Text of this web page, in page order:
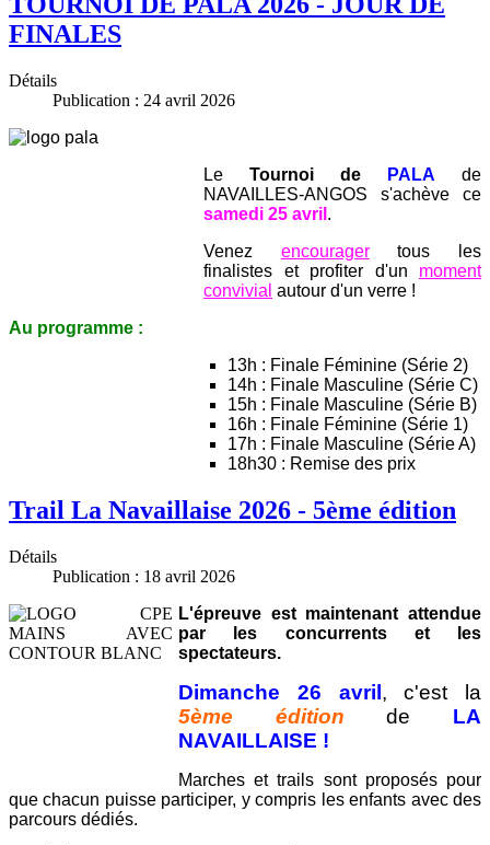
FINALES
Détails
Publication : 24 avril 2026
Le Tournoi de PALA de
NAVAILLES-ANGOS s'achève ce
samedi 25 avril .
Venez encourager
tous les
finalistes et profiter d'un moment
convivial autour d'un verre !
Au programme :
13h : Finale Féminine (Série 2)
14h : Finale Masculine (Série C)
15h : Finale Masculine (Série B)
16h : Finale Féminine (Série 1)
17h : Finale Masculine (Série A)
18h30 : Remise des prix
Trail La Navaillaise 2026 - 5ème édition
Détails
Publication : 18 avril 2026
L'épreuve est maintenant attendue
par les concurrents et les
spectateurs.
Dimanche 26 avril, c'est la
5ème édition de LA
NAVAILLAISE !
Marches et trails sont proposés pour
que chacun puisse participer, y compris les enfants avec des
parcours dédiés.